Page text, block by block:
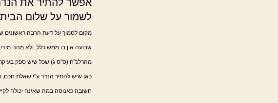
לשמור על שלום
מקום לסמוך על דעת הרבה ראשונים
שבועה אין בו ממש כלל, ולא מהני
מהרלנ"ח (ס"ס ג) שכל שיש ספק
כאן שיש להתיר הנדר ע"י שאלת חכם,
חשובה כאנוסה במה שאינה יכולה